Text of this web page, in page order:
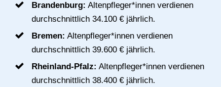
Brandenburg: Altenpfleger*innen verdienen
durchschnittlich 34.100 € jährlich.
Bremen: Altenpfleger*innen verdienen
durchschnittlich 39.600 € jährlich.
Rheinland-Pfalz: Altenpfleger*innen verdienen
durchschnittlich 38.400 € jährlich.